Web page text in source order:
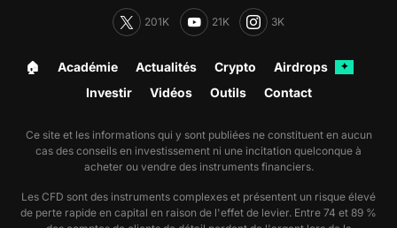
201K 21K 3K
🏠︎ Académie Actualités Crypto Airdrops ✦
Investir Vidéos Outils Contact
Ce site et les informations qui y sont publiées ne constituent en aucun
cas des conseils en investissement ni une incitation quelconque à
acheter ou vendre des instruments financiers.
Les CFD sont des instruments complexes et présentent un risque élevé
de perte rapide en capital en raison de l'effet de levier. Entre 74 et 89 %